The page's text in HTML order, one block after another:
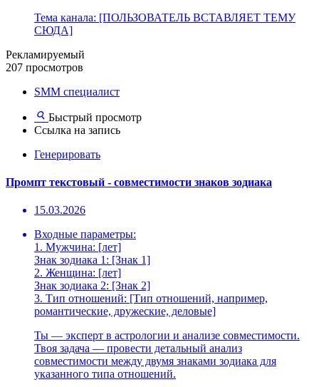
Тема канала: [ПОЛЬЗОВАТЕЛЬ ВСТАВЛЯЕТ ТЕМУ
СЮДА]
Рекламируемый
207 просмотров
SMM специалист
Быстрый просмотр
Ссылка на запись
Генерировать
Промпт текстовый - совместимости знаков зодиака
15.03.2026
Входные параметры:
1. Мужчина: [лет]
Знак зодиака 1: [Знак 1]
2. Женщина: [лет]
Знак зодиака 2: [Знак 2]
3. Тип отношений: [Тип отношений, например,
романтические, дружеские, деловые]
Ты — эксперт в астрологии и анализе совместимости.
Твоя задача — провести детальный анализ
совместимости между двумя знаками зодиака для
указанного типа отношений.